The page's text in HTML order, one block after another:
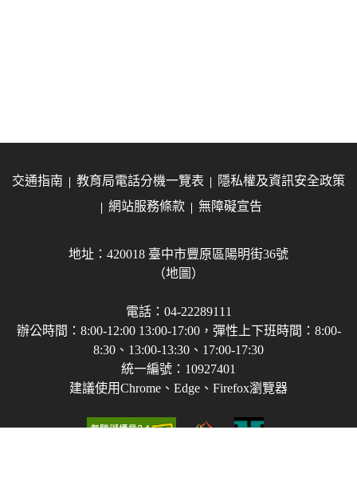
交通指南 教育局電話分機一覽表
隱私權及資訊安全政策
網站服務條款
無障礙宣告
地址：420018 臺中市豐原區陽明街36號
（地圖）
電話：04-22289111
辦公時間：8:00-12:00 13:00-17:00，彈性上下班時間：8:00-
8:30、13:00-13:30、17:00-17:30
統一編號：10927401
建議使用Chrome、Edge、Firefox瀏覽器